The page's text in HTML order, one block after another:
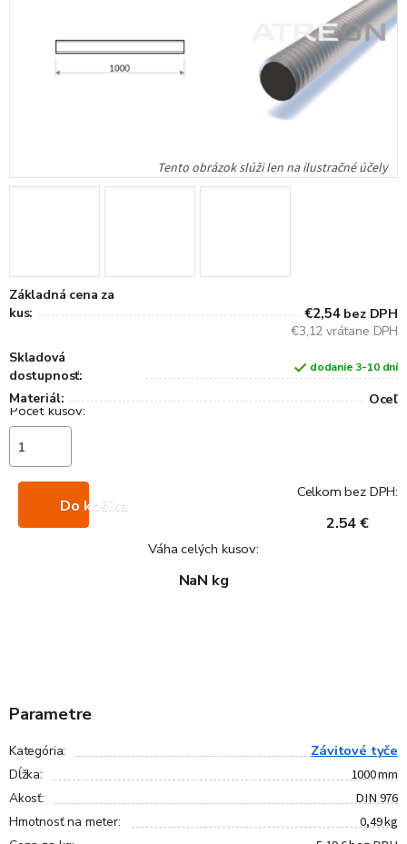
Základná cena za
kus:
€2,54 bez DPH
€3,12 vrátane DPH
Skladová
dostupnosť:
dodanie 3-10 dní
Materiál: Oceľ
Do košíka
Váha celých kusov:
NaN kg
Celkom bez DPH:
2.54 €
Parametre
Kategória: Závitové tyče
Dĺžka: 1000 mm
Akosť: DIN 976
Hmotnosť na meter: 0,49 kg